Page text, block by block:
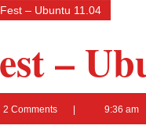
– Ubuntu 11.04
–
2 Comments 9:36 am